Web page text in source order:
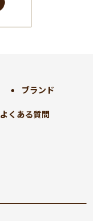
ブランド
よくある質問